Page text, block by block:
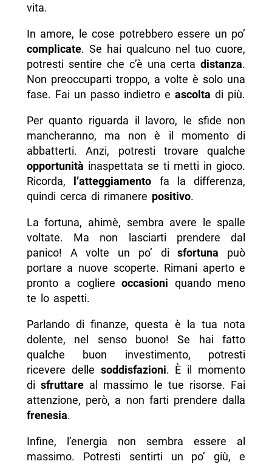
vita.
In amore, le cose potrebbero essere un po’
complicate. Se hai qualcuno nel tuo cuore,
potresti sentire che c’è una certadistanza.
Non preoccuparti troppo, a volte è solo una
fase. Fai un passo indietro e ascolta di più.
Per quanto riguarda il lavoro, le sfide non
mancheranno, ma non è il momento di
abbatterti. Anzi, potresti trovare qualche
opportunità inaspettata se ti metti in gioco.
Ricorda,
l’atteggiamento fa la differenza,
quindi cerca di rimanere positivo.
La fortuna, ahimè, sembra avere le spalle
voltate. Ma non lasciarti prendere dal
panico! A volte un po’ disfortuna può
portare a nuove scoperte. Rimani aperto e
pronto a cogliereoccasioni quando meno
te lo aspetti.
Parlando di finanze, questa è la tua nota
dolente, nel senso buono! Se hai fatto
qualche buon investimento, potresti
ricevere delle soddisfazioni. È il momento
disfruttare al massimo le tue risorse. Fai
attenzione, però, a non farti prendere dalla
frenesia.
Infine, l’energia non sembra essere al
massimo. Potresti sentirti un po’ giù, e